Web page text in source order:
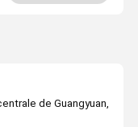
de Guangyuan,